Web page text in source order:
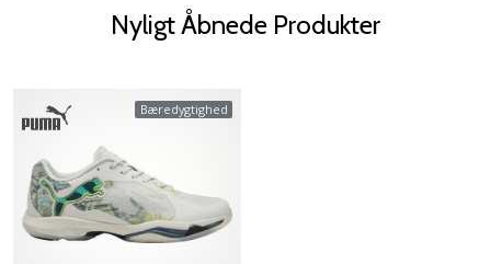
Nyligt Åbnede Produkter
Bæredygtighed